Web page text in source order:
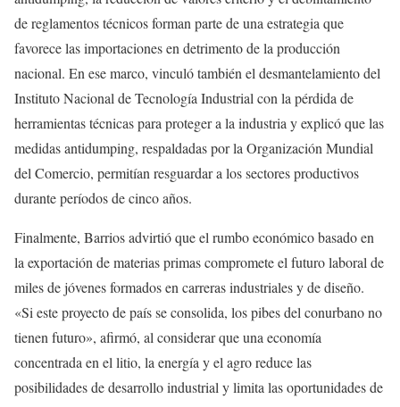
de reglamentos técnicos forman parte de una estrategia que
favorece las importaciones en detrimento de la producción
nacional. En ese marco, vinculó también el desmantelamiento del
Instituto Nacional de Tecnología Industrial con la pérdida de
herramientas técnicas para proteger a la industria y explicó que las
medidas antidumping, respaldadas por la Organización Mundial
del Comercio, permitían resguardar a los sectores productivos
durante períodos de cinco años.
Finalmente, Barrios advirtió que el rumbo económico basado en
la exportación de materias primas compromete el futuro laboral de
miles de jóvenes formados en carreras industriales y de diseño.
«Si este proyecto de país se consolida, los pibes del conurbano no
tienen futuro», afirmó, al considerar que una economía
concentrada en el litio, la energía y el agro reduce las
posibilidades de desarrollo industrial y limita las oportunidades de